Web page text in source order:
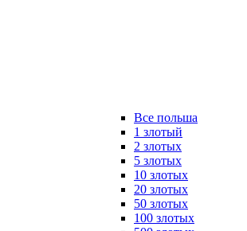
Все польша
1 злотый
2 злотых
5 злотых
10 злотых
20 злотых
50 злотых
100 злотых